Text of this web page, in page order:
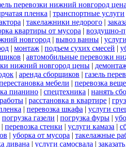
перевозки нижний новгород
пленка | транспортные услуги
| такелажники недорого |
квартиры от мусора | воздушно-
новгород | вывоз ванны |
| монтаж | подъем сухих смесей |
| автомобильные перевозки
нижний новгород цены |
| аренда сборщиков | газель
мебели | перевозка
пианино | спецтехника | нанять
| расстановка в квартире |
| перевозка шкафа | услуги
погрузка газели | погрузка фуры |
| перевозка стенки | услуги камаза |
| уборка от мусора | такелажные
дивана | услуги самосвала |